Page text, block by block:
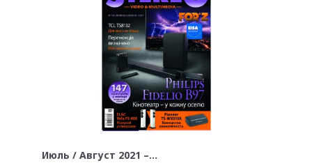
Июль / Август 2021 –…